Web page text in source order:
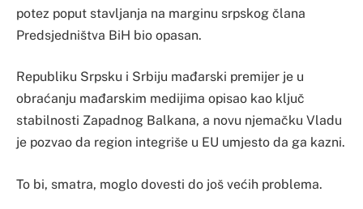
potez poput stavljanja na marginu srpskog člana
Predsjedništva BiH bio opasan.
Republiku Srpsku i Srbiju mađarski premijer je u
obraćanju mađarskim medijima opisao kao ključ
stabilnosti Zapadnog Balkana, a novu njemačku Vladu
je pozvao da region integriše u EU umjesto da ga kazni.
To bi, smatra, moglo dovesti do još većih problema.